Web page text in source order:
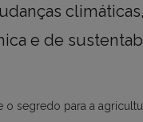
e de
segredo para a